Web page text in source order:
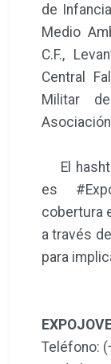
de
Medio
C.F.,
Central
Militar
El
es
cobertura
a través
para
Teléfono: